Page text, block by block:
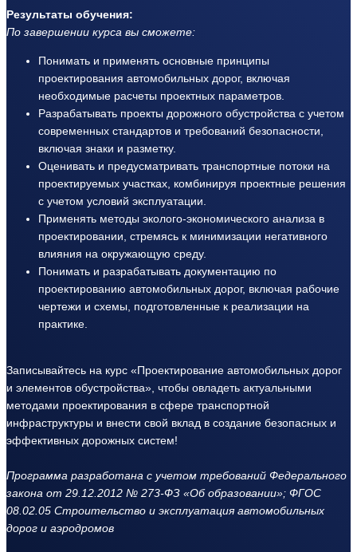
Результаты обучения:
По завершении курса вы сможете:
Понимать и применять основные принципы
проектирования автомобильных дорог, включая
необходимые расчеты проектных параметров.
Разрабатывать проекты дорожного обустройства с учетом
современных стандартов и требований безопасности,
включая знаки и разметку.
Оценивать и предусматривать транспортные потоки на
проектируемых участках, комбинируя проектные решения
с учетом условий эксплуатации.
Применять методы эколого-экономического анализа в
проектировании, стремясь к минимизации негативного
влияния на окружающую среду.
Понимать и разрабатывать документацию по
проектированию автомобильных дорог, включая рабочие
чертежи и схемы, подготовленные к реализации на
практике.
Записывайтесь на курс «Проектирование автомобильных дорог
и элементов обустройства», чтобы овладеть актуальными
методами проектирования в сфере транспортной
инфраструктуры и внести свой вклад в создание безопасных и
эффективных дорожных систем!
Программа разработана с учетом требований Федерального
закона от 29.12.2012 № 273-ФЗ «Об образовании»; ФГОС
08.02.05 Строительство и эксплуатация автомобильных
дорог и аэродромов